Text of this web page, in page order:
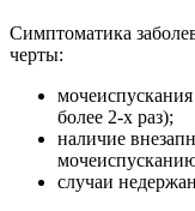
Симптоматика
черты:
более 2-х раз);
наличие
случаи